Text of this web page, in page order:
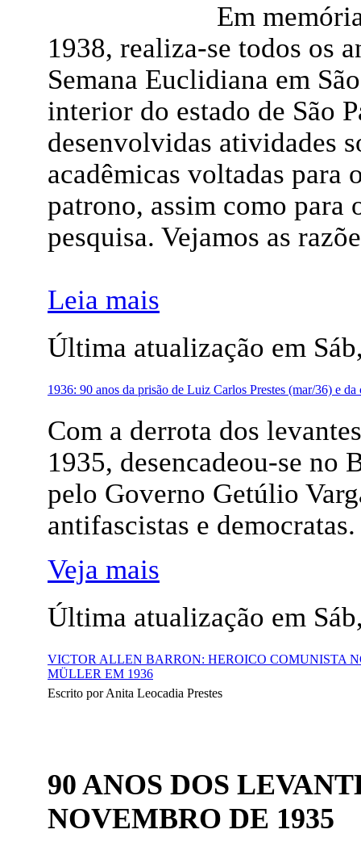
Em
1938, realiza-se todos os
Semana Euclidiana em
interior do estado de São
desenvolvidas atividades
acadêmicas voltadas para
patrono, assim como para
pesquisa. Vejamos as
Leia mais
Última atualização em
1936: 90 anos da prisão de Luiz Carlos Prestes (mar/36) e
Com a derrota dos
1935, desencadeou-se no
pelo Governo Getúlio
antifascistas e democratas.
Veja mais
Última atualização em
VICTOR ALLEN BARRON: HEROICO COMUNISTA
MÜLLER EM 1936
Escrito por Anita Leocadia Prestes
90 ANOS DOS
NOVEMBRO DE 1935